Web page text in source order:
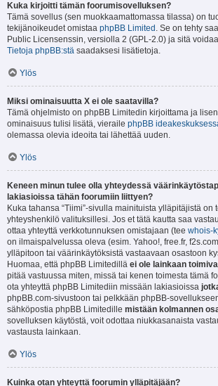
Kuka kirjoitti tämän foorumisovelluksen?
Tämä sovellus (sen muokkaamattomassa tilassa) on
tekijänoikeudet omistaa phpBB Limited . Se on tehty
Public Licensenssin, versiolla 2 (GPL-2.0) ja sitä
Tietoja phpBB:stä saadaksesi lisätietoja.
Ylös
Miksi ominaisuutta X ei ole saatavilla?
Tämä ohjelmisto on phpBB Limitedin kirjoittama ja
ominaisuus tulisi lisätä, vieraile phpBB
olemassa olevia ideoita tai lähettää uuden.
Ylös
Keneen minun tulee olla yhteydessä
lakiasioissa tähän foorumiin liittyen?
Kuka tahansa “Tiimi”-sivulla mainituista ylläpitäjistä
yhteyshenkilö valituksillesi. Jos et tätä kautta saa
ottaa yhteyttä verkkotunnuksen omistajaan (tee whois-
on ilmaispalvelussa oleva (esim. Yahoo!, free.fr,
ylläpitoon tai väärinkäytöksistä vastaavaan osastoon
Huomaa, että phpBB Limitedillä ei ole lainkaan
pitää vastuussa miten, missä tai kenen toimesta tämä
ota yhteyttä phpBB Limitediin missään lakiasioissa
phpBB.com-sivustoon tai pelkkään phpBB-
sähköpostia phpBB Limitedille mistään kolmannen
sovelluksen käytöstä, voit odottaa niukkasanaista
vastausta lainkaan.
Ylös
Kuinka otan yhteyttä foorumin ylläpitäjään?